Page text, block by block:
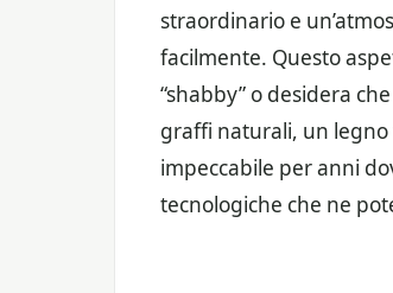
straordinario e
facilmente. Questo
“shabby” o desidera
graffi naturali, un legno
impeccabile per anni
tecnologiche che ne